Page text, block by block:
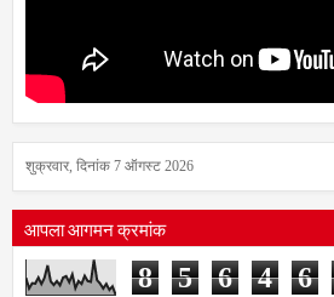
आपला आगमन क्रमांक
8 5 6 4 6